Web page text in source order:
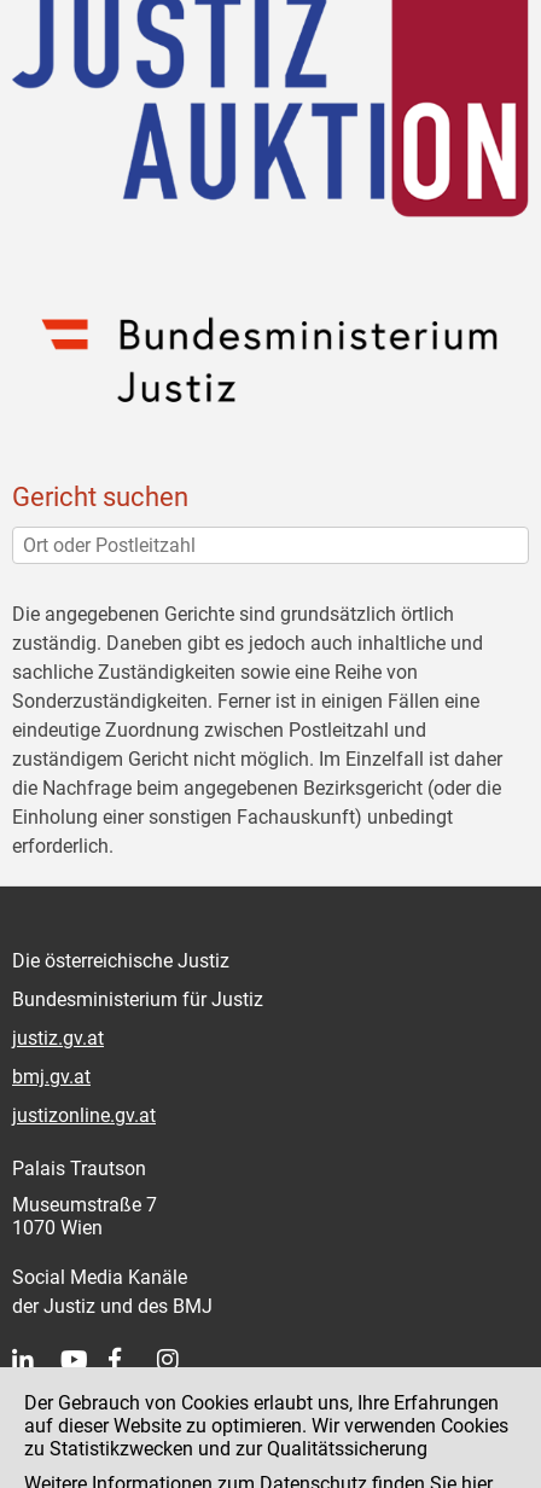
Gericht suchen
Die angegebenen Gerichte sind grundsätzlich örtlich
zuständig. Daneben gibt es jedoch auch inhaltliche und
sachliche Zuständigkeiten sowie eine Reihe von
Sonderzuständigkeiten. Ferner ist in einigen Fällen eine
eindeutige Zuordnung zwischen Postleitzahl und
zuständigem Gericht nicht möglich. Im Einzelfall ist daher
die Nachfrage beim angegebenen Bezirksgericht (oder die
Einholung einer sonstigen Fachauskunft) unbedingt
erforderlich.
Die österreichische Justiz
Bundesministerium für Justiz
justiz.gv.at
bmj.gv.at
justizonline.gv.at
Palais Trautson
Museumstraße 7
1070 Wien
Social Media Kanäle
der Justiz und des BMJ
Kontakt
Impressum
Der Gebrauch von Cookies erlaubt uns, Ihre Erfahrungen
auf dieser Website zu optimieren. Wir verwenden Cookies
zu Statistikzwecken und zur Qualitätssicherung